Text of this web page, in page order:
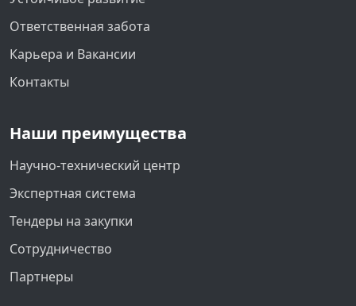
Ответственная забота
Карьера и Вакансии
Контакты
Наши преимущества
Научно-технический центр
Экспертная система
Тендеры на закупки
Сотрудничество
Партнеры